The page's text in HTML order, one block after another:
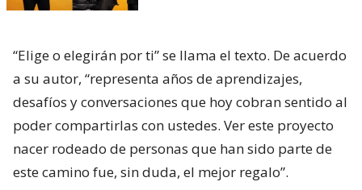
“Elige o elegirán por ti” se llama el texto. De acuerdo
a su autor, “representa años de aprendizajes,
desafíos y conversaciones que hoy cobran sentido al
poder compartirlas con ustedes. Ver este proyecto
nacer rodeado de personas que han sido parte de
este camino fue, sin duda, el mejor regalo”.